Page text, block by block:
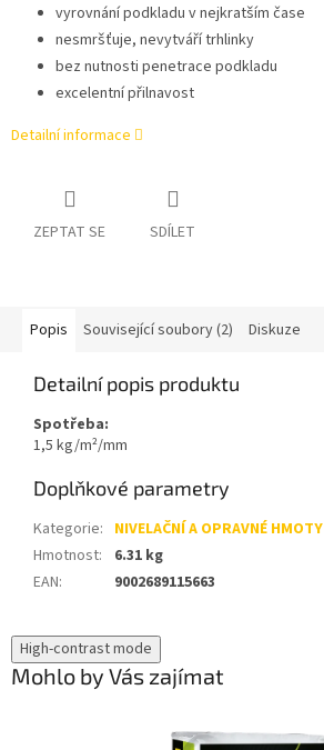
vyrovnání podkladu v nejkratším čase
nesmršťuje, nevytváří trhlinky
bez nutnosti penetrace podkladu
excelentní přilnavost
Detailní informace
ZEPTAT SE SDÍLET
High-contrast mode
Mohlo by Vás zajímat
Popis Související soubory (2) Diskuze
Detailní popis produktu
Spotřeba:
​1,5 kg/m²/mm
Doplňkové parametry
Kategorie: NIVELAČNÍ A OPRAVNÉ HMOTY
Hmotnost:
6.31 kg
EAN: 9002689115663